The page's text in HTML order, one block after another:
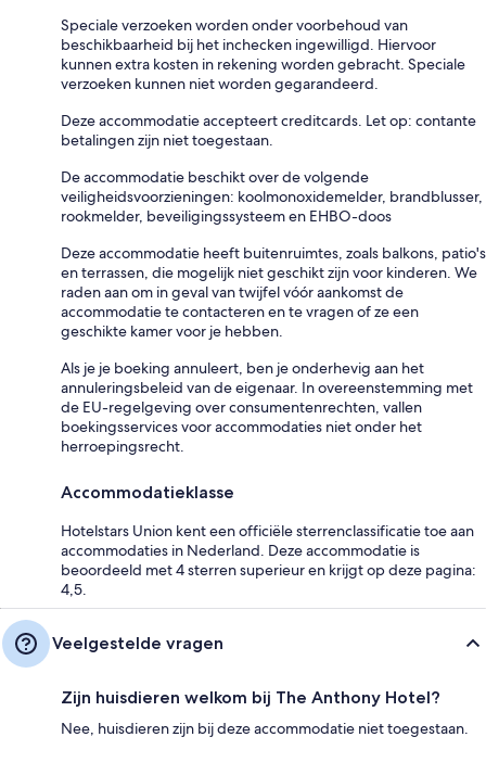
Speciale verzoeken worden onder voorbehoud van
beschikbaarheid bij het inchecken ingewilligd. Hiervoor
kunnen extra kosten in rekening worden gebracht. Speciale
verzoeken kunnen niet worden gegarandeerd.
Deze accommodatie accepteert creditcards. Let op: contante
betalingen zijn niet toegestaan.
De accommodatie beschikt over de volgende
veiligheidsvoorzieningen: koolmonoxidemelder, brandblusser,
rookmelder, beveiligingssysteem en EHBO-doos
Deze accommodatie heeft buitenruimtes, zoals balkons, patio's
en terrassen, die mogelijk niet geschikt zijn voor kinderen. We
raden aan om in geval van twijfel vóór aankomst de
accommodatie te contacteren en te vragen of ze een
geschikte kamer voor je hebben.
Als je je boeking annuleert, ben je onderhevig aan het
annuleringsbeleid van de eigenaar. In overeenstemming met
de EU-regelgeving over consumentenrechten, vallen
boekingsservices voor accommodaties niet onder het
herroepingsrecht.
Accommodatieklasse
Hotelstars Union kent een officiële sterrenclassificatie toe aan
accommodaties in Nederland. Deze accommodatie is
beoordeeld met 4 sterren superieur en krijgt op deze pagina:
4,5.
Veelgestelde vragen
Zijn huisdieren welkom bij The Anthony Hotel?
Nee, huisdieren zijn bij deze accommodatie niet toegestaan.